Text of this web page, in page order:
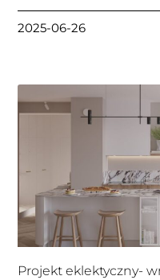
2025-06-26
Projekt eklektyczny-